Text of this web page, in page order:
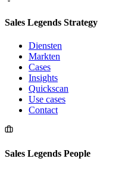
Sales Legends Strategy
Diensten
Markten
Cases
Insights
Quickscan
Use cases
Contact
Sales Legends People